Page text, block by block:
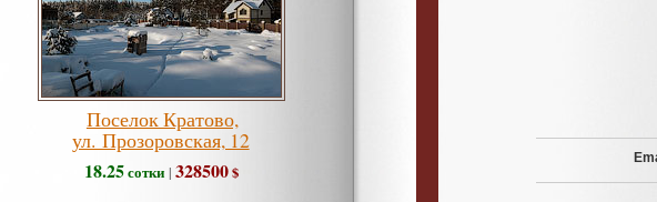
Поселок Кратово,
ул. Прозоровская, 12
18.25сотки | 328500$